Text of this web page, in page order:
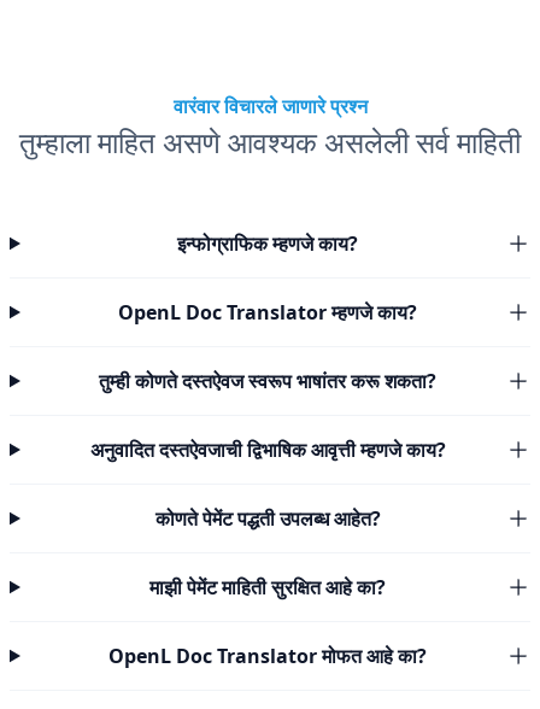
वारंवार विचारले जाणारे प्रश्न
तुम्हाला माहित असणे आवश्यक असलेली सर्व माहिती
इन्फोग्राफिक म्हणजे काय?
OpenL Doc Translator म्हणजे काय?
तुम्ही कोणते दस्तऐवज स्वरूप भाषांतर करू शकता?
अनुवादित दस्तऐवजाची द्विभाषिक आवृत्ती म्हणजे काय?
कोणते पेमेंट पद्धती उपलब्ध आहेत?
माझी पेमेंट माहिती सुरक्षित आहे का?
OpenL Doc Translator मोफत आहे का?